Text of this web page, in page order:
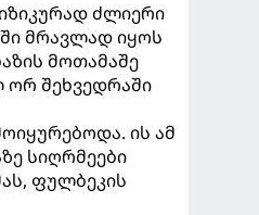
ძლიერი
მრავლად იყოს
მოთამაშე
ორ შეხვედრაში
ის ამ
სიღრმეები
ფულბეკის